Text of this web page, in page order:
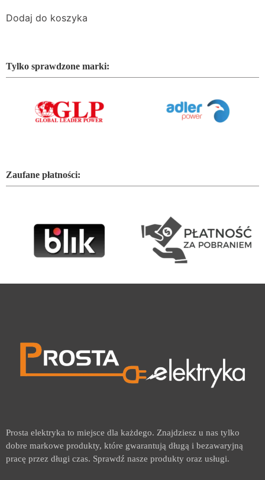
Dodaj do koszyka
Tylko sprawdzone marki:
Zaufane płatności:
Prosta elektryka to miejsce dla każdego. Znajdziesz u nas tylko
dobre markowe produkty, które gwarantują długą i bezawaryjną
pracę przez długi czas. Sprawdź nasze produkty oraz usługi.